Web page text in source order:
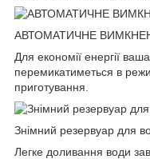
АВТОМАТИЧНЕ
Для економії енергії
перемикатиметься в
приготування.
Знімний резервуар для
Легке доливання води